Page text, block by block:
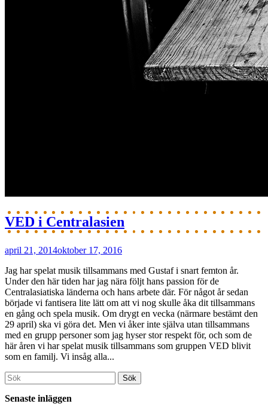
VED i Centralasien
april 21, 2014oktober 17, 2016
Jag har spelat musik tillsammans med Gustaf i snart femton år.
Under den här tiden har jag nära följt hans passion för de
Centralasiatiska länderna och hans arbete där. För något år sedan
började vi fantisera lite lätt om att vi nog skulle åka dit tillsammans
en gång och spela musik. Om drygt en vecka (närmare bestämt den
29 april) ska vi göra det. Men vi åker inte själva utan tillsammans
med en grupp personer som jag hyser stor respekt för, och som de
här åren vi har spelat musik tillsammans som gruppen VED blivit
som en familj. Vi insåg alla...
Söka
efter...
Senaste inläggen